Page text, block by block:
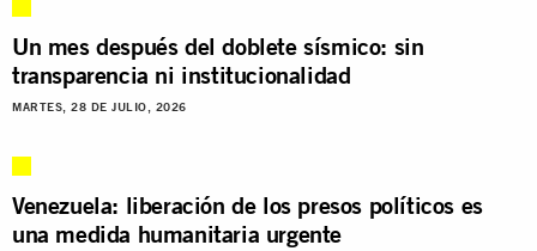
Un mes después del doblete sísmico: sin
transparencia ni institucionalidad
MARTES, 28 DE JULIO, 2026
Venezuela: liberación de los presos políticos es
una medida humanitaria urgente